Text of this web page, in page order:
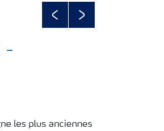
PreviousNext
-
les plus anciennes